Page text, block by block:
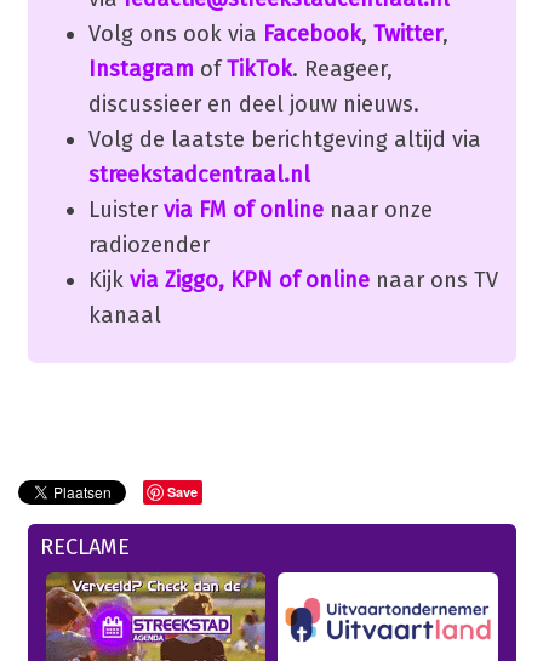
Volg ons ook via Facebook, Twitter,
Instagram ofTikTok. Reageer,
discussieer en deel jouw nieuws.
Volg de laatste berichtgeving altijd via
streekstadcentraal.nl
Luister via FM of onlinenaar onze
radiozender
Kijk via Ziggo, KPN of onlinenaar ons TV
kanaal
Save
RECLAME